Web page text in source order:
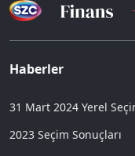
Haberler
31 Mart 2024 Yerel
2023 Seçim Sonuçları